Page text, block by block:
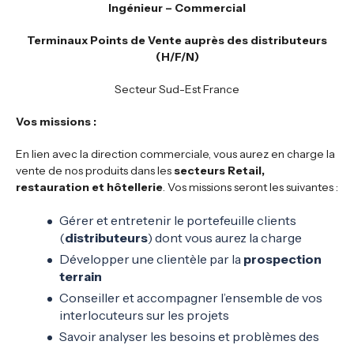
Ingénieur – Commercial
Terminaux Points de Vente auprès des distributeurs
(H/F/N)
Secteur Sud-Est France
Vos missions :
En lien avec la direction commerciale, vous aurez en charge la
vente de nos produits dans les secteurs Retail,
restauration et hôtellerie. Vos missions seront les suivantes :
Gérer et entretenir le portefeuille clients
(distributeurs) dont vous aurez la charge
Développer une clientèle par la prospection
terrain
Conseiller et accompagner l’ensemble de vos
interlocuteurs sur les projets
Savoir analyser les besoins et problèmes des